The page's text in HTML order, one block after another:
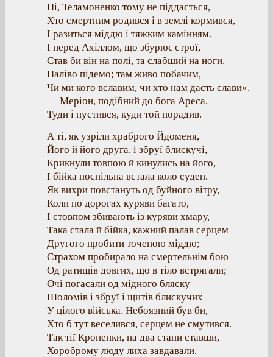
Ні, Теламоненко тому не піддасться,
Хто смертним родився і в землі кормився,
І разиться міддю і тяжким камінням.
І перед Ахіллом, що збурює строї,
Став би він на полі, та слабший на ноги.
Наліво підемо; там живо побачим,
Чи ми кого вславим, чи хто нам дасть слави».
Меріон, подібний до бога Ареса,
Туди і пустився, куди той порадив.
А ті, як узріли храброго Йдоменя,
Його й його друга, і збруї блискучі,
Крикнули товпою й кинулись на його,
І бійка поспільна встала коло суден.
Як вихри повстануть од буйного вітру,
Коли по дорогах куряви багато,
І стовпом збивають із куряви хмару,
Така стала й бійка, кажний палав серцем
Другого пробити точеною міддю;
Страхом пробирало на смертельнім бою
Од ратищів довгих, що в тіло встрягали;
Очі погасали од мідного бляску
Шоломів і збруї і щитів блискучих
У цілого війська. Небоязний був би,
Хто б тут веселився, серцем не смутився.
Так тії Кроненки, на два стани ставши,
Хороброму люду лиха завдавали.